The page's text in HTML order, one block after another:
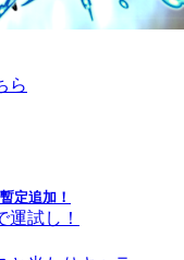
ら
定追加！
試し！